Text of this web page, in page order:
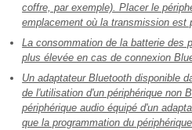
coffre, par exemple). Placer le
emplacement où la transmission est
La consommation de la batterie des
plus élevée en cas de connexion
Un adaptateur Bluetooth disponible
de l'utilisation d'un périphérique non
périphérique audio équipé d'un
que la programmation du